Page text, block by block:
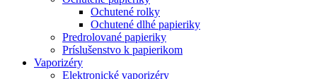
Ochutené rolky
Ochutené dlhé papieriky
Predrolované papieriky
Príslušenstvo k papierikom
Vaporizéry
Elektronické vaporizéry